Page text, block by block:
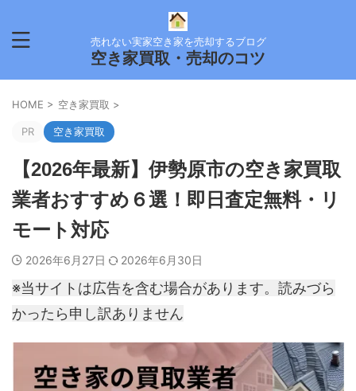
売れない実家空き家を売却するブログ
空き家買取・売却のコツ
HOME > 空き家買取 >
PR 空き家買取
【2026年最新】伊勢原市の空き家買取
業者おすすめ６選！即日査定無料・リ
モート対応
2026年6月27日 2026年6月30日
※当サイトは広告を含む場合があります。読みづら
かったら申し訳ありません